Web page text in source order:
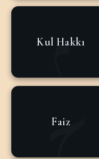
Kul Hakkı
Faiz